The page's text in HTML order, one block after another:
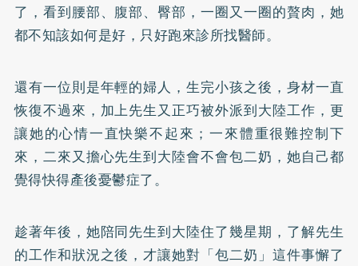
了，看到腰部、腹部、臀部，一圈又一圈的贅肉，她
都不知該如何是好，只好跑來診所找醫師。
還有一位則是年輕的婦人，生完小孩之後，身材一直
恢復不過來，加上先生又正巧被外派到大陸工作，更
讓她的心情一直快樂不起來；一來體重很難控制下
來，二來又擔心先生到大陸會不會包二奶，她自己都
覺得快得產後憂鬱症了。
趁著年後，她陪同先生到大陸住了幾星期，了解先生
的工作和狀況之後，才讓她對「包二奶」這件事懈了